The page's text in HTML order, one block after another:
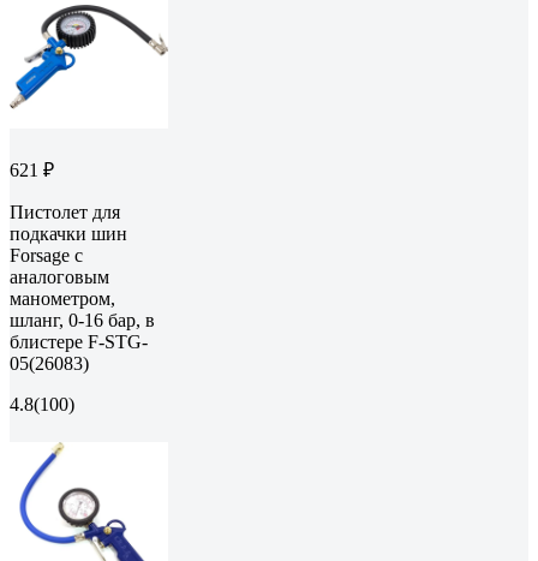
621 ₽
Пистолет для
подкачки шин
Forsage с
аналоговым
манометром,
шланг, 0-16 бар, в
блистере F-STG-
05(26083)
4.8(100)